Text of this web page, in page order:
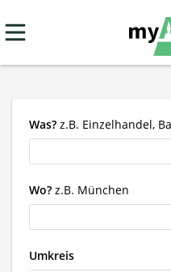
Was? z.B. Einzelhandel,
Wo? z.B. München
Umkreis